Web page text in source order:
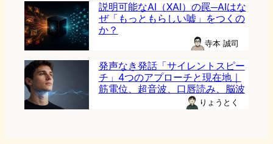
説明可能なAI（XAI）の罠─AIはな
ぜ「もっともらしい嘘」をつくの
か？
寺本 誠司
発声なき発話「サイレントスピー
チ」4つのアプローチと現在地｜
筋電位、超音波、口唇読み、脳波
りょうとく